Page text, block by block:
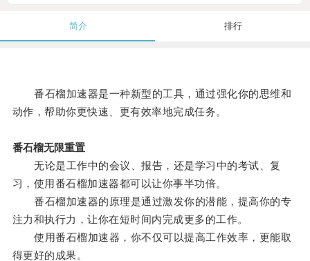
简介 排行
番石榴加速器是一种新型的工具，通过强化你的思维和
动作，帮助你更快速、更有效率地完成任务。
番石榴无限重置
无论是工作中的会议、报告，还是学习中的考试、复
习，使用番石榴加速器都可以让你事半功倍。
番石榴加速器的原理是通过激发你的潜能，提高你的专
注力和执行力，让你在短时间内完成更多的工作。
使用番石榴加速器，你不仅可以提高工作效率，更能取
得更好的成果。